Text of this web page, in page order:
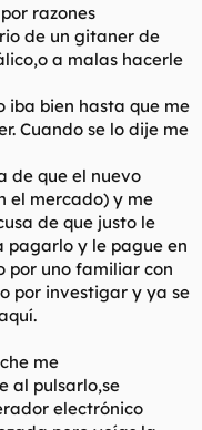
razones
de un gitaner de
a malas hacerle
iba bien hasta que me
Cuando se lo dije me
de que el nuevo
el mercado) y me
de que justo le
pagarlo y le pague en
por uno familiar con
por investigar y ya se
me
al pulsarlo,se
electrónico